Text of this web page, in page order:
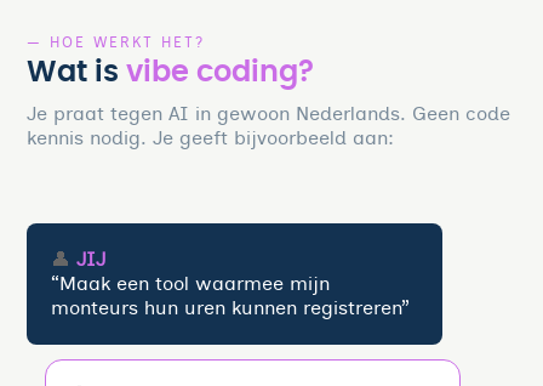
— HOE WERKT HET?
Wat is vibe coding?
Je praat tegen AI in gewoon Nederlands. Geen code
kennis nodig. Je geeft bijvoorbeeld aan:
👤JIJ
“Maak een tool waarmee mijn
monteurs hun uren kunnen registreren”